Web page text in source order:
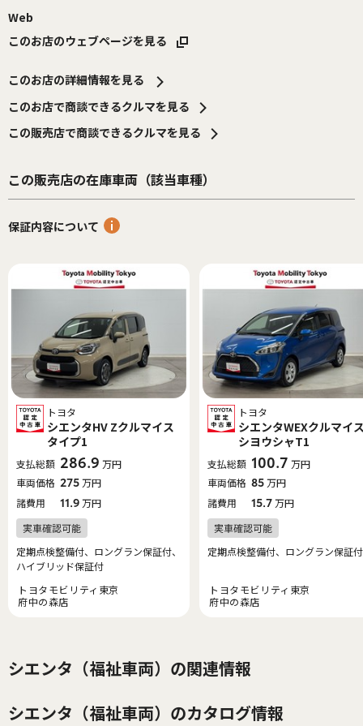
Web
このお店のウェブページを見る
このお店の詳細情報を見る
このお店で商談できるクルマを見る
この販売店で商談できるクルマを見る
この販売店の在庫車両（該当車種）
保証内容について
トヨタ
シエンタHV Zクルマイス
タイプ1
支払総額 286.9 万円
車両価格 275万円
諸費用
11.9万円
定期点検整備付、ロングラン保証付、
ハイブリッド保証付
トヨタモビリティ東京
府中の森店
トヨタ
シエンタWEXクルマイ
シヨウシャT1
支払総額 100.7 万円
車両価格 85万円
諸費用
15.7万円
定期点検整備付、ロングラン保証付
トヨタモビリティ東京
府中の森店
シエンタ（福祉車両）の関連情報
シエンタ（福祉車両）のカタログ情報